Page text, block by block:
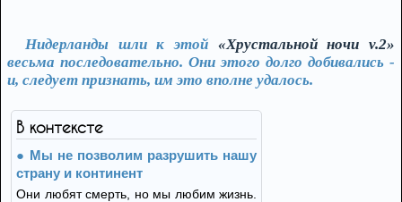
Нидерланды шли к этой «Хрустальной ночи v.2»
весьма последовательно. Они этого долго добивались -
и, следует признать, им это вполне удалось.
В контексте
Мы не позволим разрушить нашу
страну и континент
Они любят смерть, но мы любим жизнь.